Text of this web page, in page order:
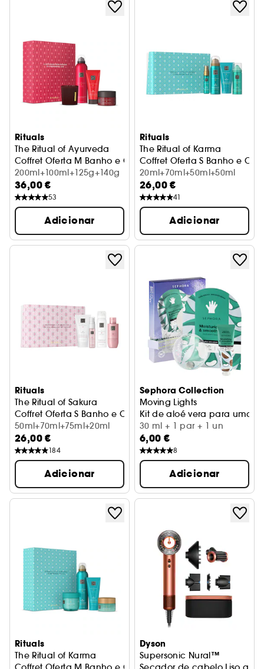
Rituals
The Ritual of Ayurveda
Coffret Oferta M Banho e Corpo
200ml+100ml+125g+140g
36,00 €
53
Adicionar
Rituals
The Ritual of Karma
Coffret Oferta S Banho e
20ml+70ml+50ml+50ml
26,00 €
41
Adicionar
Rituals
The Ritual of Sakura
Coffret Oferta S Banho e Corpo
50ml+70ml+75ml+20ml
26,00 €
184
Adicionar
Sephora Collection
Moving Lights
Kit de aloé vera para umas
30 ml + 1 par + 1 un
6,00 €
8
Adicionar
Rituals
The Ritual of Karma
Dyson
Supersonic Nural™